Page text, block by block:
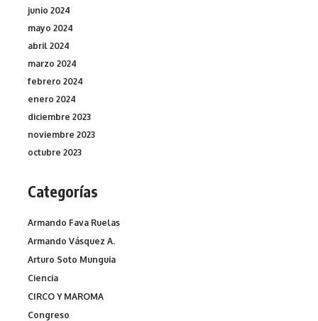
junio 2024
mayo 2024
abril 2024
marzo 2024
febrero 2024
enero 2024
diciembre 2023
noviembre 2023
octubre 2023
Categorías
Armando Fava Ruelas
Armando Vásquez A.
Arturo Soto Munguia
Ciencia
CIRCO Y MAROMA
Congreso